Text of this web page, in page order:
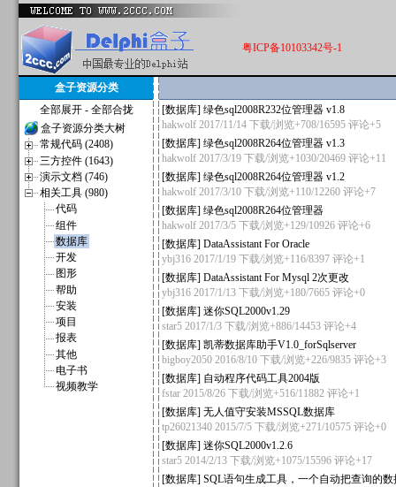
粤ICP备10103342号-1
盒子资源分类
全部展开- 全部合拢
盒子资源分类大树
常规代码 (2408)
三方控件 (1643)
演示文档 (746)
相关工具 (980)
代码
组件
数据库
开发
图形
帮助
安装
项目
报表
其他
电子书
视频教学
[数据库] 绿色sql2008R232位管理器 v1.8
hakwolf 2017/11/14 下载/浏览+708/16595 评论+5
[数据库] 绿色sql2008R264位管理器 v1.3
hakwolf 2017/3/19 下载/浏览+1030/20469 评论+11
[数据库] 绿色sql2008R264位管理器 v1.2
hakwolf 2017/3/10 下载/浏览+110/12260 评论+7
[数据库] 绿色sql2008R264位管理器
hakwolf 2017/3/5 下载/浏览+129/10926 评论+6
[数据库] DataAssistant For Oracle
ybj316 2017/1/19 下载/浏览+116/8397 评论+1
[数据库] DataAssistant For Mysql 2次更改
ybj316 2017/1/13 下载/浏览+180/7665 评论+0
[数据库] 迷你SQL2000v1.29
star5 2017/1/3 下载/浏览+886/14453 评论+4
[数据库] 凯蒂数据库助手V1.0_forSqlserver
bigboy2050 2016/8/10 下载/浏览+226/9835 评论+3
[数据库] 自动程序代码工具2004版
fstar 2015/8/26 下载/浏览+516/11882 评论+1
[数据库] 无人值守安装MSSQL数据库
tp26021340 2015/7/5 下载/浏览+271/10575 评论+0
[数据库] 迷你SQL2000v1.2.6
star5 2014/2/13 下载/浏览+1075/15596 评论+17
[数据库] SQL语句生成工具，一个自动把查询的